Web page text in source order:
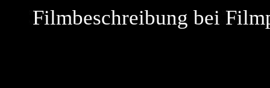
Filmbeschreibung bei